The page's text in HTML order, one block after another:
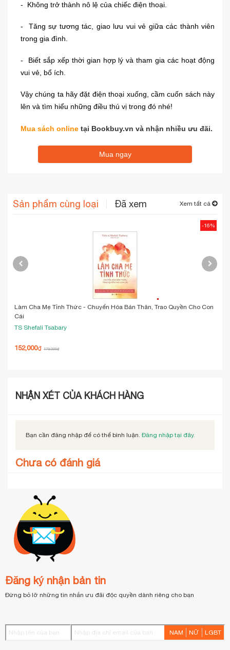
- Không trở thành nô lệ của chiếc điện thoại.
- Tăng sự tương tác, giao lưu vui vẻ giữa các thành viên
trong gia đình.
- Biết sắp xếp thời gian hợp lý và tham gia các hoạt động
vui vẻ, bổ ích.
Vậy chúng ta hãy đặt điện thoại xuống, cầm cuốn sách này
lên và tìm hiểu những điều thú vị trong đó nhé!
Mua sách online tại Bookbuy.vn và nhận nhiều ưu đãi.
Mua ngay
Sản phẩm cùng loại Đã xem Xem tất cả
Làm Cha Mẹ Tỉnh Thức - Chuyển Hóa Bản Thân, Trao Quyền Cho Con
Cái
TS Shefali Tsabary
152,000₫ 179,000₫
-16%
NHẬN XÉT CỦA KHÁCH HÀNG
Bạn cần đăng nhập để có thể bình luận. Đăng nhập tại đây.
Chưa có đánh giá
Đăng ký nhận bản tin
Đừng bỏ lỡ những tin nhắn ưu đãi độc quyền dành riêng cho bạn
NAM NỮ LGBT